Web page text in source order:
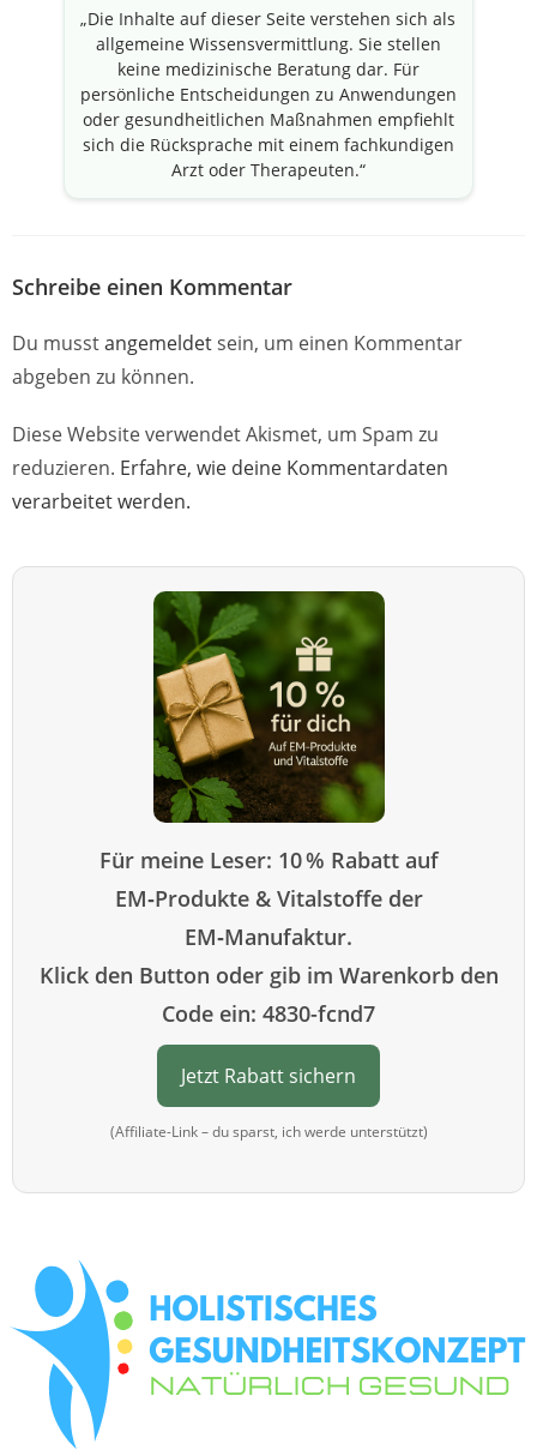
„Die Inhalte auf dieser Seite verstehen sich als
allgemeine Wissensvermittlung. Sie stellen
keine medizinische Beratung dar. Für
persönliche Entscheidungen zu Anwendungen
oder gesundheitlichen Maßnahmen empfiehlt
sich die Rücksprache mit einem fachkundigen
Arzt oder Therapeuten.“
Schreibe einen Kommentar
Du musstangemeldetsein, um einen Kommentar
abgeben zu können.
Diese Website verwendet Akismet, um Spam zu
reduzieren. Erfahre, wie deine Kommentardaten
verarbeitet werden.
Für meine Leser: 10 % Rabatt auf
EM‑Produkte & Vitalstoffe der
EM‑Manufaktur.
Klick den Button oder gib im Warenkorb den
Code ein: 4830-fcnd7
Jetzt Rabatt sichern
(Affiliate-Link – du sparst, ich werde unterstützt)